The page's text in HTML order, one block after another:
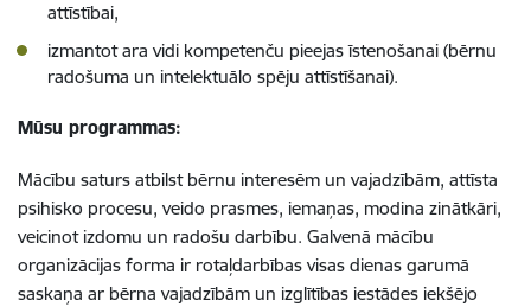
attīstībai,
izmantot ara vidi kompetenču pieejas īstenošanai (bērnu
radošuma un intelektuālo spēju attīstīšanai).
Mūsu programmas:
Mācību saturs atbilst bērnu interesēm un vajadzībām, attīsta
psihisko procesu, veido prasmes, iemaņas, modina zinātkāri,
veicinot izdomu un radošu darbību. Galvenā mācību
organizācijas forma ir rotaļdarbības visas dienas garumā
saskaņa ar bērna vajadzībām un izglītības iestādes iekšējo